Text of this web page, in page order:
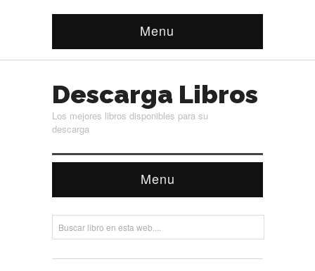
Menu
Descarga Libros
Los mejores libros disponibles para su
descarga
Menu